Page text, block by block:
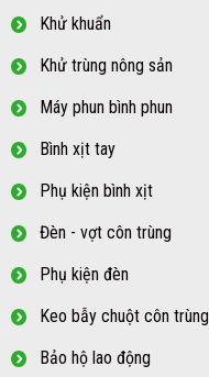
Khử khuẩn
Khử trùng nông sản
Máy phun bình phun
Bình xịt tay
Phụ kiện bình xịt
Đèn - vợt côn trùng
Phụ kiện đèn
Keo bẫy chuột côn trùng
Bảo hộ lao động